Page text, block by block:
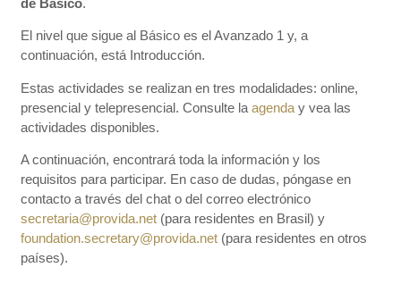
El nivel que sigue al Básico es el Avanzado 1 y, a
continuación, está Introducción.
Estas actividades se realizan en tres modalidades: online,
presencial y telepresencial. Consulte laagenda y vea las
actividades disponibles.
A continuación, encontrará toda la información y los
requisitos para participar. En caso de dudas, póngase en
contacto a través del chat o del correo electrónico
secretaria@provida.net (para residentes en Brasil) y
foundation.secretary@provida.net (para residentes en otros
países).